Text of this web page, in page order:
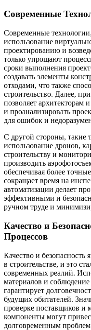
Современные
Современные
использование
проектированию и
только упрощают
сроки выполнения
создавать элементы
отходами, что также
строительство. Далее,
позволяет архитекторам
и проанализировать
для ошибок и
С другой стороны, такие
использование дронов,
строительству и
производить
обеспечивая более
сокращает время на
автоматизации делает
эффективными и
ручном труде и
Качество и
Процессов
Качество и
в строительстве, и это
современных реалий.
материалов и
гарантирует
будущих обитателей.
проверке поставщиков и
компоненты могут
долговременным